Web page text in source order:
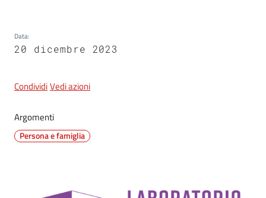
argomenti
Data:
20 dicembre 2023
CondividiVedi azioni
Argomenti
Persona e famiglia